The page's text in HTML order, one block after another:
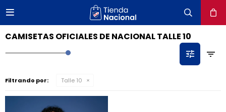

CAMISETAS OFICIALES DE NACIONAL TALLE 10
Filtrando por: Talle 10
close